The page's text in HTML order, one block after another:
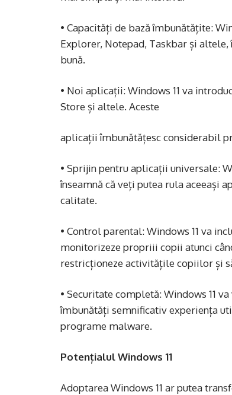
• Capacități de bază îmbunătățite:
Explorer, Notepad, Taskbar și
bună.
• Noi aplicații: Windows 11 va
Store și altele. Aceste
aplicații îmbunătățesc considerabil
• Sprijin pentru aplicații universale:
înseamnă că veți putea rula aceeași
calitate.
• Control parental: Windows 11 va
monitorizeze propriii copii atunci
restricționeze activitățile copiilor și
• Securitate completă: Windows 11
îmbunătăți semnificativ experiența
programe malware.
Potențialul Windows 11
Adoptarea Windows 11 ar putea